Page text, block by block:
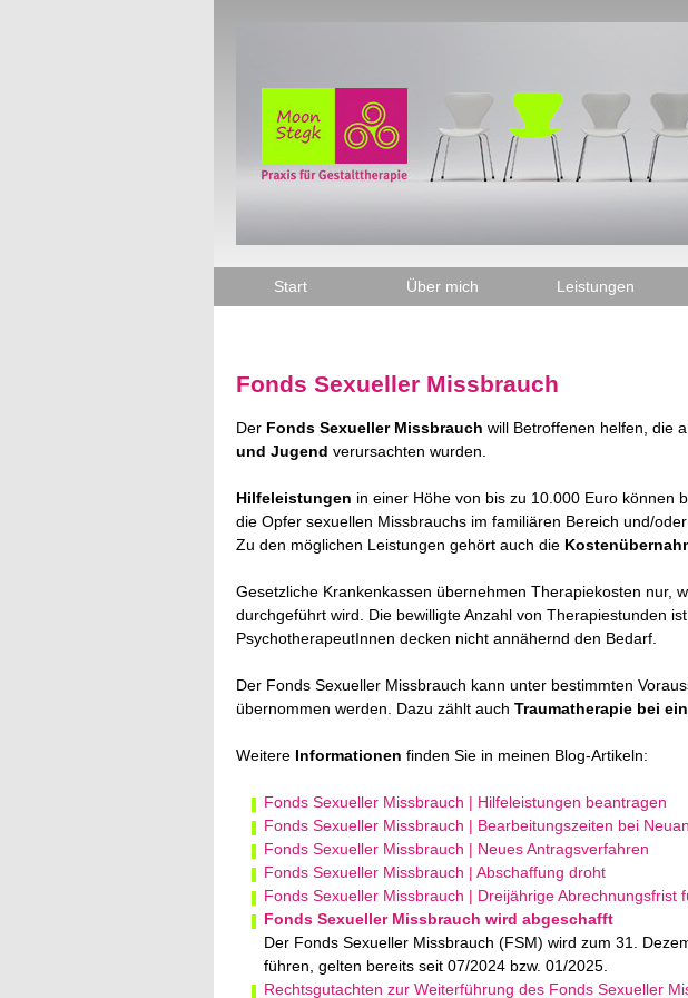
Start Über mich Leistungen
Fonds Sexueller Missbrauch
Der Fonds Sexueller Missbrauch will Betroffenen helfen, die
und Jugend verursachten wurden.
Hilfeleistungen in einer Höhe von bis zu 10.000 Euro können
die Opfer sexuellen Missbrauchs im familiären Bereich und/
Zu den möglichen Leistungen gehört auch die
Gesetzliche Krankenkassen übernehmen Therapiekosten nur,
durchgeführt wird. Die bewilligte Anzahl von Therapiestunden
PsychotherapeutInnen decken nicht annähernd den Bedarf.
Der Fonds Sexueller Missbrauch kann unter bestimmten
übernommen werden. Dazu zählt auch Traumatherapie bei
Weitere Informationen finden Sie in meinen Blog-Artikeln:
Fonds Sexueller Missbrauch | Hilfeleistungen beantragen
Fonds Sexueller Missbrauch | Bearbeitungszeiten bei
Fonds Sexueller Missbrauch | Neues Antragsverfahren
Fonds Sexueller Missbrauch | Abschaffung droht
Fonds Sexueller Missbrauch | Dreijährige Abrechnungsfrist
Fonds Sexueller Missbrauch wird abgeschafft
Der Fonds Sexueller Missbrauch (FSM) wird zum 31.
führen, gelten bereits seit 07/2024 bzw. 01/2025.
Rechtsgutachten zur Weiterführung des Fonds Sexueller